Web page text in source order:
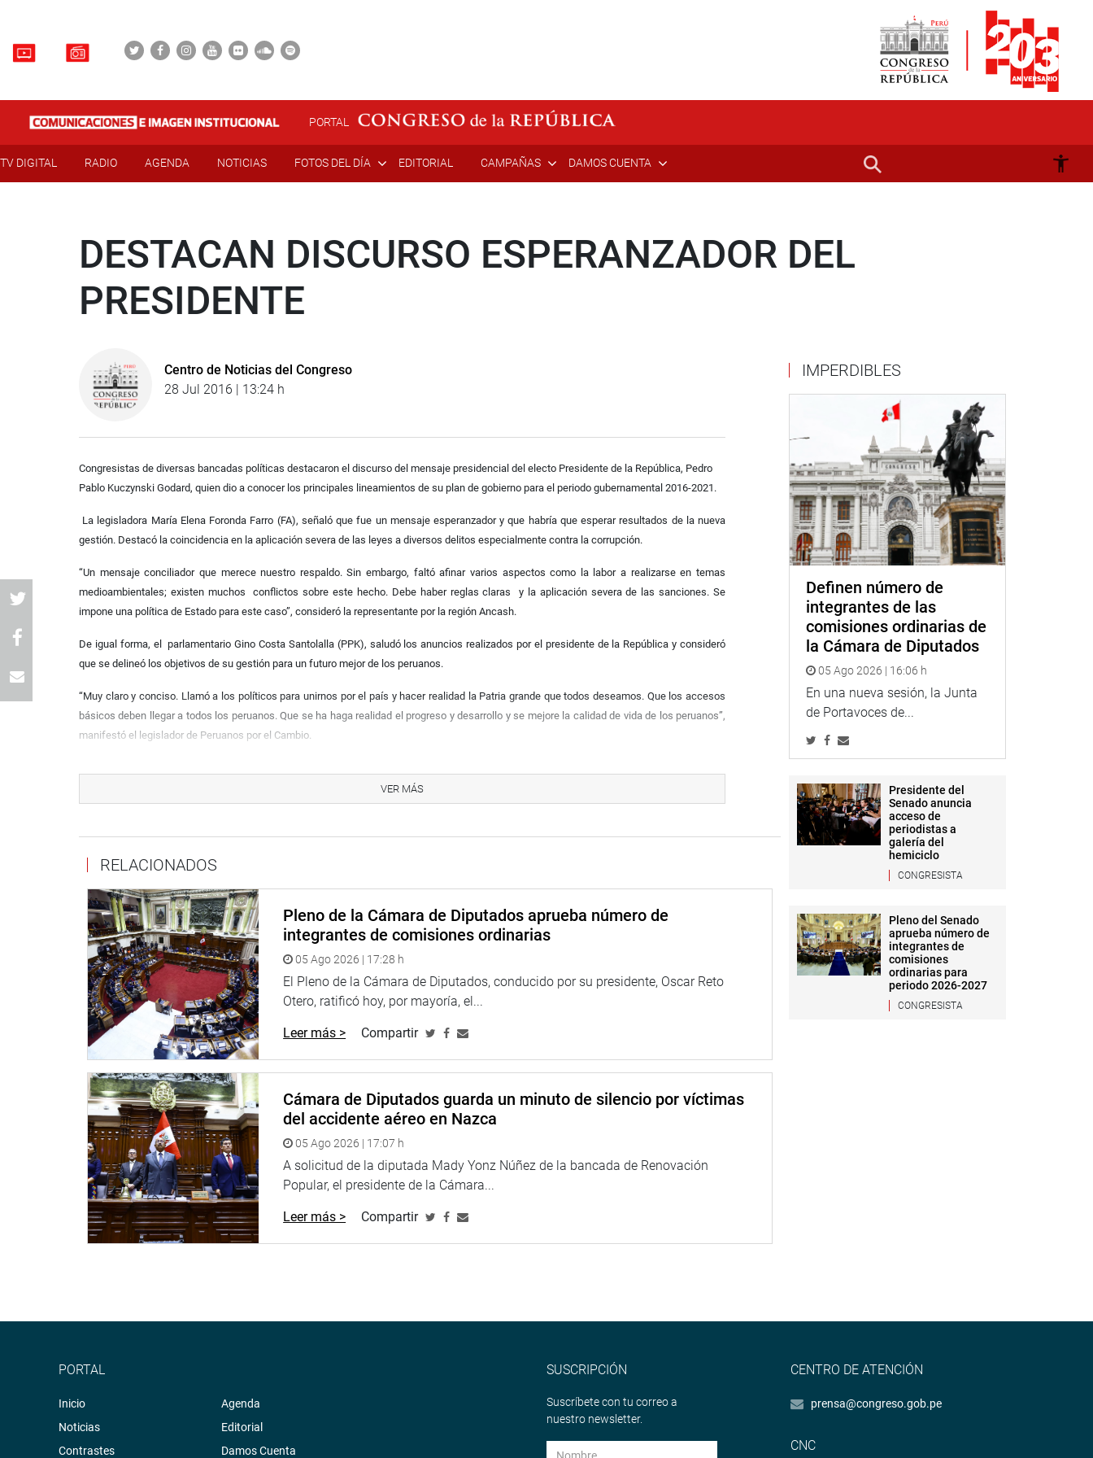
PORTAL
TV DIGITAL RADIO AGENDA NOTICIAS FOTOS DEL DÍA EDITORIAL CAMPAÑAS DAMOS CUENTA
DESTACAN DISCURSO ESPERANZADOR DEL
PRESIDENTE
Centro de Noticias del Congreso
28 Jul 2016 | 13:24 h
Congresistas de diversas bancadas políticas destacaron el discurso del mensaje presidencial del electo Presidente de la República, Pedro
Pablo Kuczynski Godard, quien dio a conocer los principales lineamientos de su plan de gobierno para el periodo gubernamental 2016-2021.
La legisladora María Elena Foronda Farro (FA), señaló que fue un mensaje esperanzador y que habría que esperar resultados de la nueva
gestión. Destacó la coincidencia en la aplicación severa de las leyes a diversos delitos especialmente contra la corrupción.
“Un mensaje conciliador que merece nuestro respaldo. Sin embargo, faltó afinar varios aspectos como la labor a realizarse en temas
medioambientales; existen muchos conflictos sobre este hecho. Debe haber reglas claras y la aplicación severa de las sanciones. Se
impone una política de Estado para este caso”, consideró la representante por la región Ancash.
De igual forma, el parlamentario Gino Costa Santolalla (PPK), saludó los anuncios realizados por el presidente de la República y consideró
que se delineó los objetivos de su gestión para un futuro mejor de los peruanos.
“Muy claro y conciso. Llamó a los políticos para unirnos por el país y hacer realidad la Patria grande que todos deseamos. Que los accesos
básicos deben llegar a todos los peruanos. Que se ha haga realidad el progreso y desarrollo y se mejore la calidad de vida de los peruanos”,
manifestó el legislador de Peruanos por el Cambio.
Pablo Kuczynski y señaló que fue un discurso “muy idealista y poco real”.“Hay diversos temas como el de seguridad ciudadana que no dijo
nada. Ante este hecho y los vacíos, el Congreso de la República, a través de leyes impulsará el bienestar de los peruanos. A pesar de todo,
E l legislador Benicio Ríos Ocsa (APP), consideró que fue un mensaje conciliador y resaltó el llamado a la unión de todos los peruanos.”
mayorías sean los beneficiados de este Gobierno”, finalizó el representante por el Cusco. (FAA).
PRENSA CONGRESO
VER MÁS
RELACIONADOS
Pleno de la Cámara de Diputados aprueba número de
integrantes de comisiones ordinarias
05 Ago 2026 | 17:28 h
El Pleno de la Cámara de Diputados, conducido por su presidente, Oscar Reto
Otero, ratificó hoy, por mayoría, el...
Leer más > Compartir
Cámara de Diputados guarda un minuto de silencio por víctimas
del accidente aéreo en Nazca
05 Ago 2026 | 17:07 h
A solicitud de la diputada Mady Yonz Núñez de la bancada de Renovación
Popular, el presidente de la Cámara...
Leer más > Compartir
IMPERDIBLES
Definen número de
integrantes de las
comisiones ordinarias de
la Cámara de Diputados
05 Ago 2026 | 16:06 h
En una nueva sesión, la Junta
de Portavoces de...
Presidente del
Senado anuncia
acceso de
periodistas a
galería del
hemiciclo
CONGRESISTA
Pleno del Senado
aprueba número de
integrantes de
comisiones
ordinarias para
periodo 2026-2027
CONGRESISTA
PORTAL
Inicio
Noticias
Contrastes
Agenda
Editorial
Damos Cuenta
SUSCRIPCIÓN
Suscríbete con tu correo a
nuestro newsletter.
CENTRO DE ATENCIÓN
prensa@congreso.gob.pe
CNC